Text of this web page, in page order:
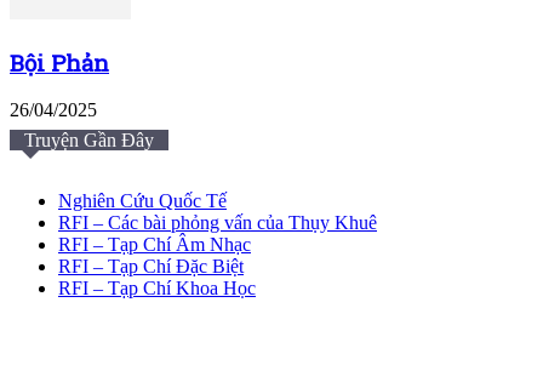
Bội Phản
26/04/2025
Truyện Gần Đây
Nghiên Cứu Quốc Tế
RFI – Các bài phỏng vấn của Thụy Khuê
RFI – Tạp Chí Âm Nhạc
RFI – Tạp Chí Đặc Biệt
RFI – Tạp Chí Khoa Học